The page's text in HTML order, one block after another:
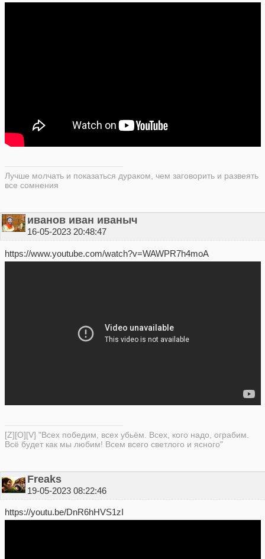
Лучше молчать и показаться дураком, чем заговорить и развеять
все сомнения
иванов иван иваныч
16-05-2023 20:48:47
https://www.youtube.com/watch?v=WAWPR7h4moA
[Z][O][V] "Всех победим, всех убьём. Всех, кого надо, ограбим.
Всё будет как мы любим! Всем всего светлого и ясного"
Freaks
19-05-2023 08:22:46
https://youtu.be/DnR6hHVS1zI